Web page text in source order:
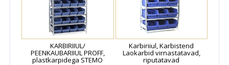
KARBIRIIUL/
PEENKAUBARIIUL PROFF,
plastkarpidega STEMO
Karbiriiul, Karbistend
Laokarbid virnastatavad,
riputatavad